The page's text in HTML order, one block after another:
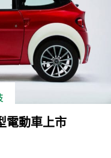
電動車上市